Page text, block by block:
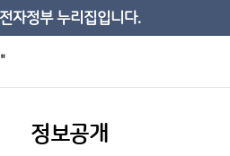
자정부 누리집입니다.
정보공개